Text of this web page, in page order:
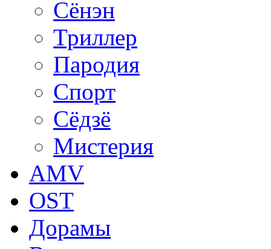
Сёнэн
Триллер
Пародия
Спорт
Сёдзё
Мистерия
AMV
OST
Дорамы